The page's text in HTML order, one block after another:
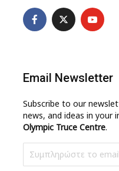
Email Newsletter
Subscribe to our
news, and ideas in your
Olympic Truce Centre.